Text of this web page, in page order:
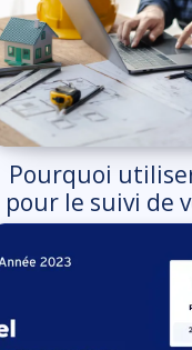
Pourquoi
pour le suivi de